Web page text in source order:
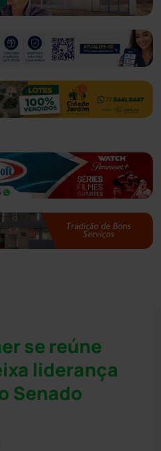
se reúne
liderança
Senado